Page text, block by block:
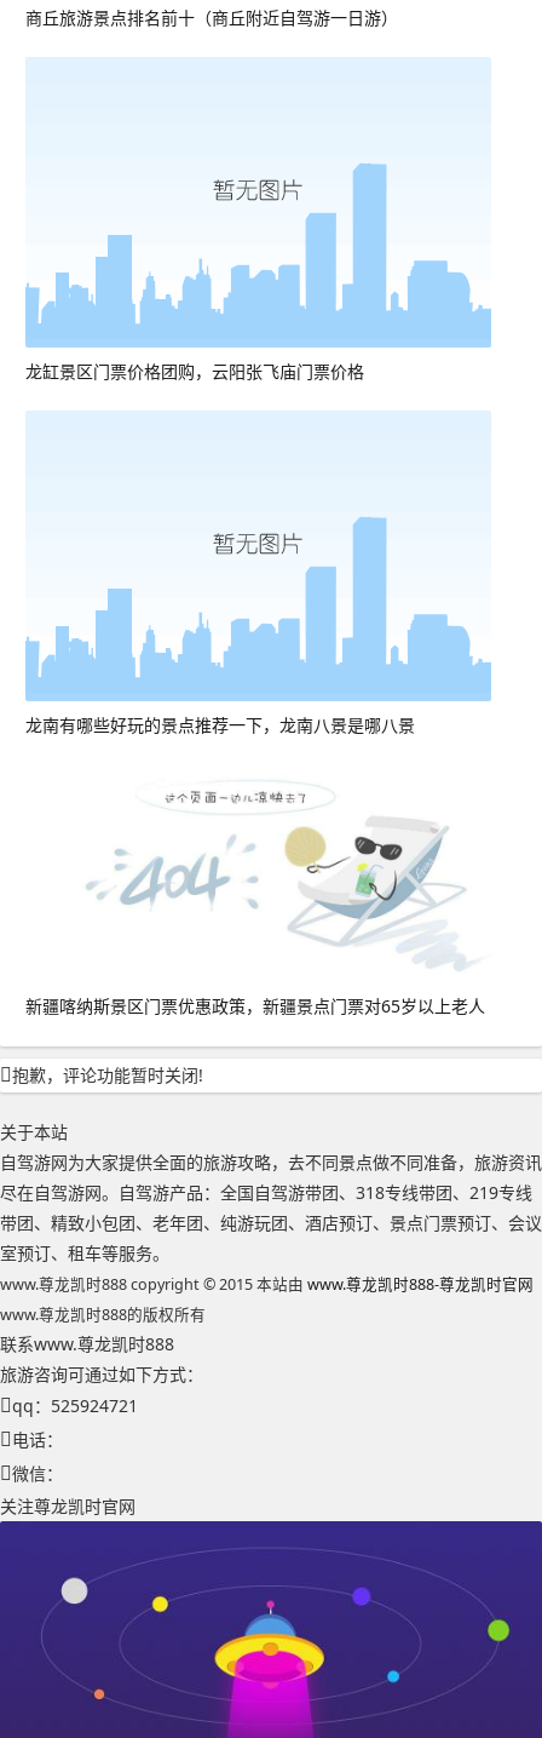
商丘旅游景点排名前十（商丘附近自驾游一日游）
龙缸景区门票价格团购，云阳张飞庙门票价格
龙南有哪些好玩的景点推荐一下，龙南八景是哪八景
新疆喀纳斯景区门票优惠政策，新疆景点门票对65岁以上老人
抱歉，评论功能暂时关闭!
关于本站
自驾游网为大家提供全面的旅游攻略，去不同景点做不同准备，旅游资讯
尽在自驾游网。自驾游产品：全国自驾游带团、318专线带团、219专线
带团、精致小包团、老年团、纯游玩团、酒店预订、景点门票预订、会议
室预订、租车等服务。
www.尊龙凯时888 copyright © 2015 本站由 www.尊龙凯时888-尊龙凯时官网
www.尊龙凯时888的版权所有
联系www.尊龙凯时888
旅游咨询可通过如下方式：
qq：525924721
电话：
微信：
关注尊龙凯时官网